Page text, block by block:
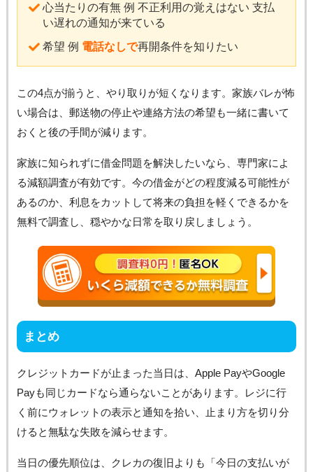
心当たりの有無 例 不正利用の覚えはない 支払
い遅れの通知が来ている
希望 例 電話なしで再開条件を知りたい
この4点が揃うと、やり取りが短くなります。家族バレが怖
い場合は、郵送物の停止や連絡方法の希望も一緒に書いて
おくと後の手間が減ります。
家族に知られずに借金問題を解決したいなら、専門家によ
る減額調査が有効です。今の借金がどの程度減る可能性が
あるのか、利息をカットして将来の負担を軽くできるかを
無料で調査し、穏やかな日常を取り戻しましょう。
まとめ
クレジットカードが止まった当日は、Apple PayやGoogle
Payも同じカードなら通らないことがあります。レジに行
く前にウォレットの表示と通知を拾い、止まり方を切り分
けると無駄な失敗を減らせます。
当日の優先順位は、クレカの復旧よりも「今日の支払いが